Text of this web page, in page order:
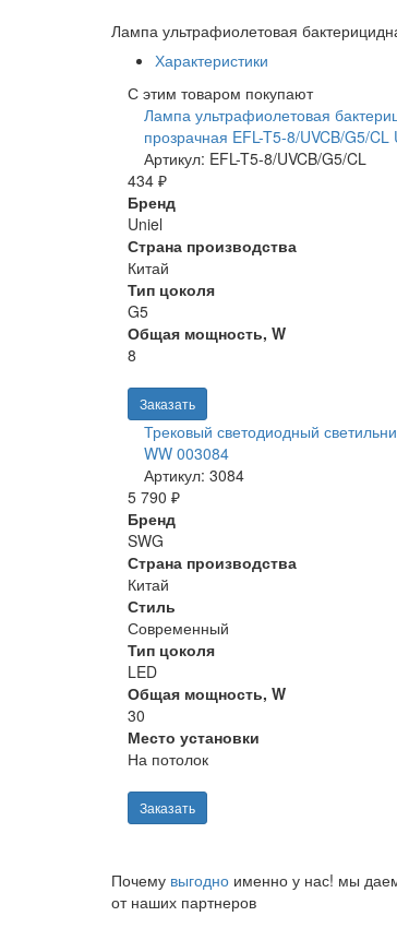
Лампа ультрафиолетовая
Характеристики
С этим товаром покупают
Лампа ультрафиолетовая
прозрачная EFL-T5-8/UVCB/G5/CL
Артикул: EFL-T5-8/UVCB/G5/CL
434 ₽
Бренд
Uniel
Страна производства
Китай
Тип цоколя
G5
Общая мощность, W
8
Заказать
Трековый светодиодный
WW 003084
Артикул: 3084
5 790 ₽
Бренд
SWG
Страна производства
Китай
Стиль
Современный
Тип цоколя
LED
Общая мощность, W
30
Место установки
На потолок
Заказать
Почему выгодно именно у нас! мы
от наших партнеров